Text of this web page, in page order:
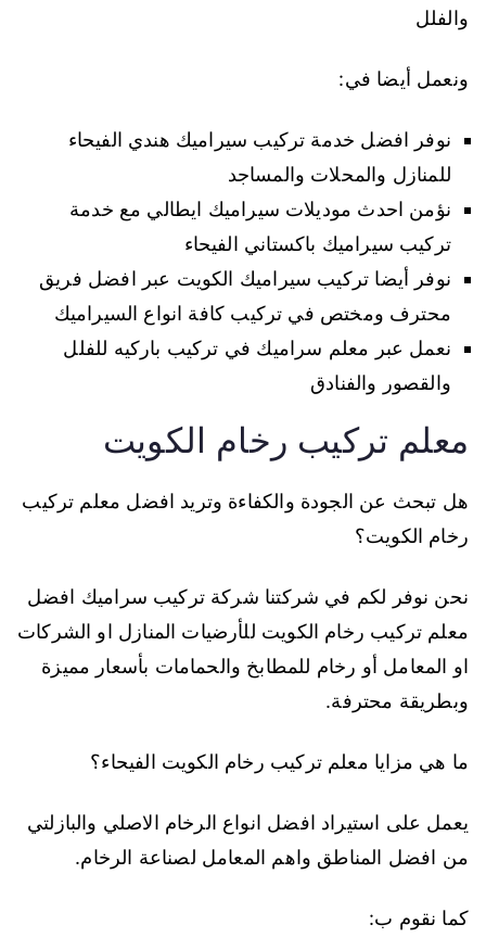
والفلل
ونعمل أيضا في:
نوفر افضل خدمة تركيب سيراميك هندي الفيحاء
للمنازل والمحلات والمساجد
نؤمن احدث موديلات سيراميك ايطالي مع خدمة
تركيب سيراميك باكستاني الفيحاء
نوفر أيضا تركيب سيراميك الكويت عبر افضل فريق
محترف ومختص في تركيب كافة انواع السيراميك
نعمل عبر معلم سراميك في تركيب باركيه للفلل
والقصور والفنادق
معلم تركيب رخام الكويت
هل تبحث عن الجودة والكفاءة وتريد افضل معلم تركيب
رخام الكويت؟
نحن نوفر لكم في شركتنا شركة تركيب سراميك افضل
معلم تركيب رخام الكويت للأرضيات المنازل او الشركات
او المعامل أو رخام للمطابخ والحمامات بأسعار مميزة
وبطريقة محترفة.
ما هي مزايا معلم تركيب رخام الكويت الفيحاء؟
يعمل على استيراد افضل انواع الرخام الاصلي والبازلتي
من افضل المناطق واهم المعامل لصناعة الرخام.
كما نقوم ب: